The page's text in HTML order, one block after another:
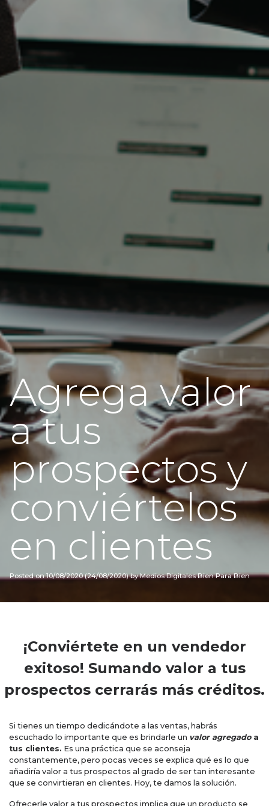
Agrega valor
a tus
prospectos y
conviértelos
en clientes
Posted on10/08/2020(24/08/2020)byMedios Digitales Bien Para Bien
¡Conviértete en un vendedor
exitoso! Sumando valor a tus
prospectos cerrarás más créditos.
Si tienes un tiempo dedicándote a las ventas, habrás
escuchado lo importante que es brindarle un valor agregadoa
tus clientes. Es una práctica que se aconseja
constantemente, pero pocas veces se explica qué es lo que
añadiría valor a tus prospectos al grado de ser tan interesante
que se convirtieran en clientes. Hoy, te damos la solución.
Ofrecerle valor a tus prospectos implica que un producto se